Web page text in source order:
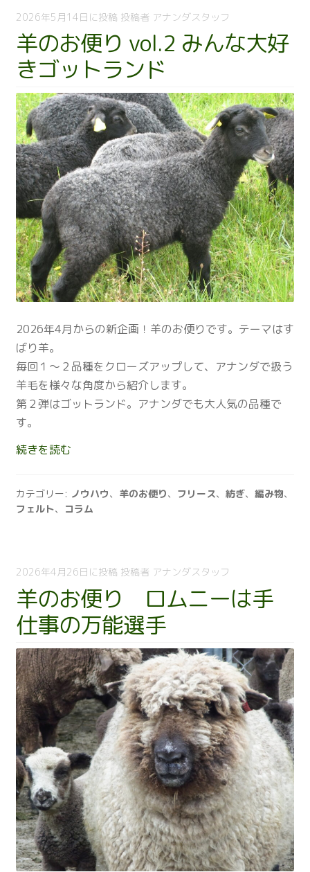
リ
と
楽
い
仲
間
た
ち
2026年5月14日 に投稿 投稿者 アナンダスタッフ
羊のお便り vol.2 みんな大好
きゴットランド
2026年4月からの新企画！羊のお便りです。テーマはす
ばり羊。
毎回１〜２品種をクローズアップして、アナンダで扱う
羊毛を様々な角度から紹介します。
第２弾はゴットランド。アナンダでも大人気の品種で
す。
続きを読む羊
便
り
ん
大
好
ゴ
ッ
ト
ラ
ン
ド
カテゴリー: ノウハウ、 羊のお便り、 フリース、 紡ぎ、 編み物、
フェルト、 コラム
2026年4月26日 に投稿 投稿者 アナンダスタッフ
羊のお便り ロムニーは手
仕事の万能選手